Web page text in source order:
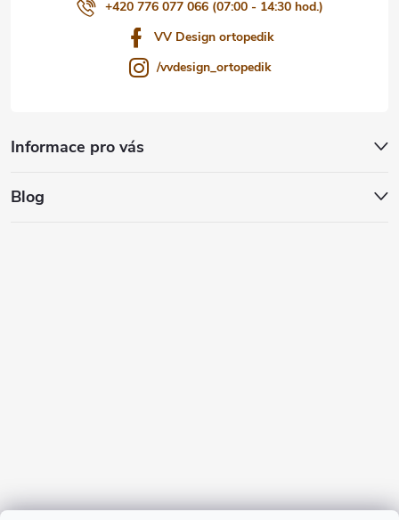
+420 776 077 066 (07:00 - 14:30 hod.)
VV Design ortopedik
/vvdesign_ortopedik
Informace pro vás
Blog